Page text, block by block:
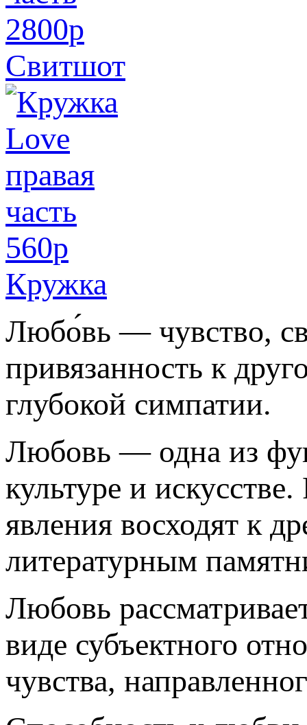
2800p
Свитшот
560p
Кружка
Любо́вь — чувство,
привязанность к
глубокой симпатии.
Любовь — одна из
культуре и
явления восходят к
литературным
Любовь
виде субъектного
чувства,